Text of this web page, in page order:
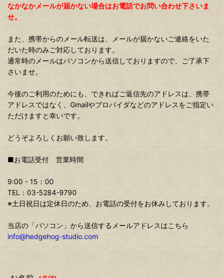
なかなかメールが届かない場合はお電話でお問い合わせ下さいま
せ。
また、携帯からのメール転送は、メールが届かないご連絡をいた
だいた時のみご対応しております。
通常時のメールはパソコンから送信しておりますので、ご了承下
さいませ。
今後のご利用のためにも、できればご返信先のアドレスは、携帯
アドレスではなく、Gmailやプロバイダなどのアドレスをご指定い
ただけますと幸いです。
どうぞよろしくお願い致します。
■お電話受付 営業時間
9:00 - 15：00
TEL：03-5284-9790
※土日祝日は定休日のため、お電話の受付をお休みしております。
当店の「パソコン」から送信するメールアドレスはこちら
info@hedgehog-studio.com